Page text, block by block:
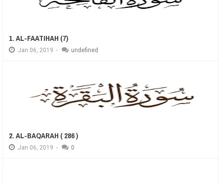
1. AL-FAATIHAH (7)
Jan 06, 2019 - undefined
2. AL-BAQARAH ( 286 )
Jan 06, 2019 - 0